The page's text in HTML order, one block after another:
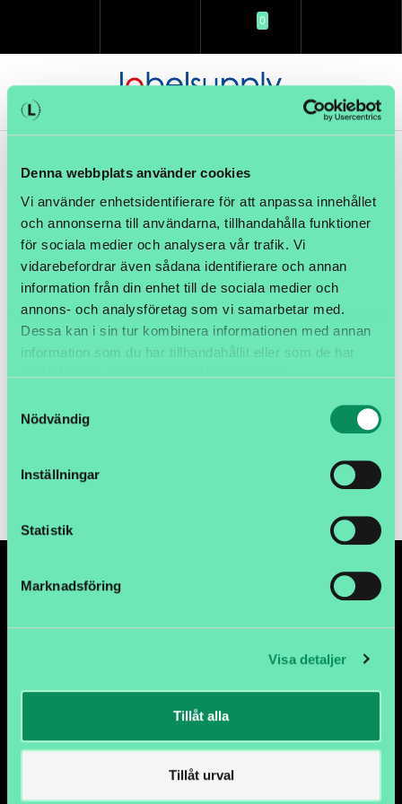
Denna webbplats använder cookies
Vi använder enhetsidentifierare för att anpassa innehållet
och annonserna till användarna, tillhandahålla funktioner
för sociala medier och analysera vår trafik. Vi
vidarebefordrar även sådana identifierare och annan
information från din enhet till de sociala medier och
annons- och analysföretag som vi samarbetar med.
Dessa kan i sin tur kombinera informationen med annan
information som du har tillhandahållit eller som de har
samlat in när du har använt deras tjänster.
Nödvändig
Inställningar
Statistik
Marknadsföring
Visa detaljer
Tillåt alla
Tillåt urval
0
Artikelnamn: Etikett 76 x 76mm Z-Perform 1000T 3" 6 rullar
Ej prissatt
METALLGATAN 12C, 26272 ÄNGELHOLM